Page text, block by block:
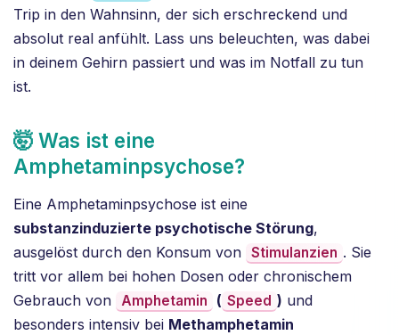
Trip in den Wahnsinn, der sich erschreckend und
absolut real anfühlt. Lass uns beleuchten, was dabei
in deinem Gehirn passiert und was im Notfall zu tun
ist.
🤯 Was ist eine
Amphetaminpsychose?
Eine Amphetaminpsychose ist eine
substanzinduzierte psychotische Störung,
ausgelöst durch den Konsum von Stimulanzien . Sie
tritt vor allem bei hohen Dosen oder chronischem
Gebrauch von
Amphetamin ( Speed ) und
besonders intensiv bei Methamphetamin